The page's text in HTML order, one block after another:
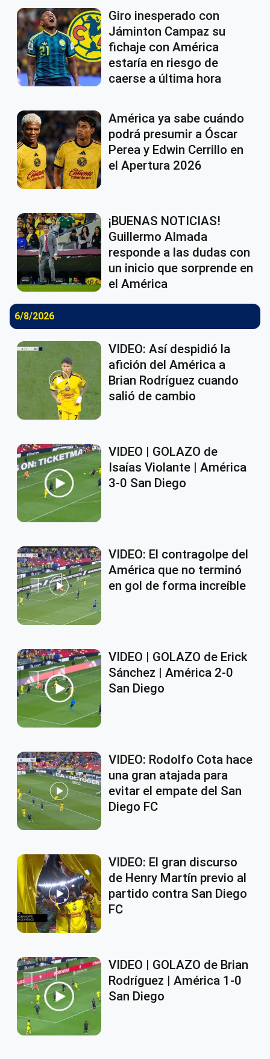
Giro inesperado con
Jáminton Campaz su
fichaje con América
estaría en riesgo de
caerse a última hora
América ya sabe cuándo
podrá presumir a Óscar
Perea y Edwin Cerrillo en
el Apertura 2026
¡BUENAS NOTICIAS!
Guillermo Almada
responde a las dudas con
un inicio que sorprende en
el América
6/8/2026
VIDEO: Así despidió la
afición del América a
Brian Rodríguez cuando
salió de cambio
VIDEO | GOLAZO de
Isaías Violante | América
3-0 San Diego
VIDEO: El contragolpe del
América que no terminó
en gol de forma increíble
VIDEO | GOLAZO de Erick
Sánchez | América 2-0
San Diego
VIDEO: Rodolfo Cota hace
una gran atajada para
evitar el empate del San
Diego FC
VIDEO: El gran discurso
de Henry Martín previo al
partido contra San Diego
FC
VIDEO | GOLAZO de Brian
Rodríguez | América 1-0
San Diego